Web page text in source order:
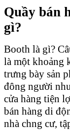
Quầy bán
gì?
Booth là gì?
là một khoảng
trưng bày sản
đông người
cửa hàng tiện
bán hàng di
nhà chng cư,